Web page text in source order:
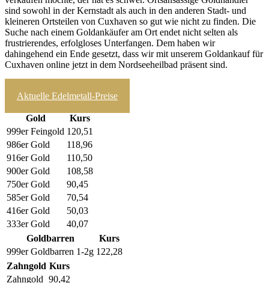
sind sowohl in der Kernstadt als auch in den anderen Stadt- und
kleineren Ortsteilen von Cuxhaven so gut wie nicht zu finden. Die
Suche nach einem Goldankäufer am Ort endet nicht selten als
frustrierendes, erfolgloses Unterfangen. Dem haben wir
dahingehend ein Ende gesetzt, dass wir mit unserem Goldankauf für
Cuxhaven online jetzt in dem Nordseeheilbad präsent sind.
Aktuelle Edelmetall-Preise
Gold
Kurs
999er Feingold 120,51
986er Gold
118,96
916er Gold
110,50
900er Gold
108,58
750er Gold
90,45
585er Gold
70,54
416er Gold
50,03
333er Gold
40,07
Goldbarren
Kurs
999er Goldbarren 1-2g 122,28
Zahngold Kurs
Zahngold 90,42